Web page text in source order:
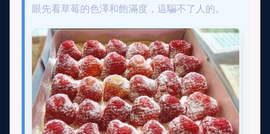
眼先看草莓的色澤和飽滿度，這騙不了人的。